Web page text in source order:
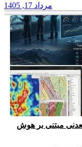
مرداد 17, 1405
مبتنی بر هوش